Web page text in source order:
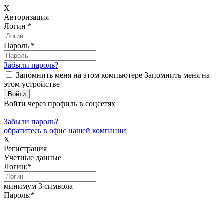
X
Авторизация
Логин *
Пароль *
Забыли пароль?
Запомнить меня на этом компьютере Запомнить меня на
этом устройстве
Войти через профиль в соцсетях
Забыли пароль?
обратитесь в офис нашей компании
X
Регистрация
Учетные данные
Логин:*
минимум 3 символа
Пароль:*